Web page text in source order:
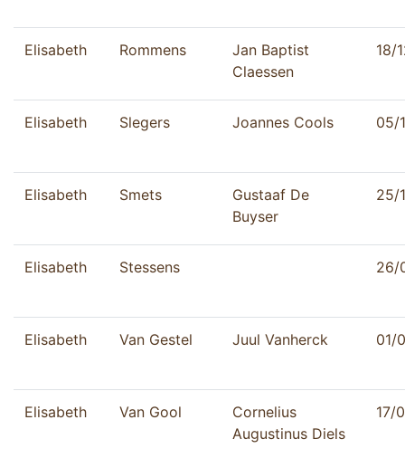
Elisabeth Rommens
Jan Baptist
Claessen
18/
Elisabeth Slegers Joannes Cools 05/
Elisabeth Smets
Gustaaf De
Buyser
25/
Elisabeth Stessens 26/
Elisabeth Van Gestel Juul Vanherck 01/
Elisabeth Van Gool
Cornelius
Augustinus Diels
17/